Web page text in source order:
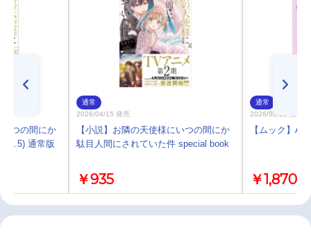
つの間にか
通常版
通常
2026/04/15 発売
【小説】お隣の天使様にいつの間にか
駄目人間にされていた件 special book
￥935
通常
2026/05/13 発売
【ムック】
￥1,870